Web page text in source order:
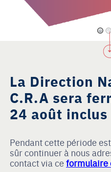
La Direction
C.R.A sera
24 août inclus
Pendant cette période
sûr continuer à nous
contact via ce formulaire